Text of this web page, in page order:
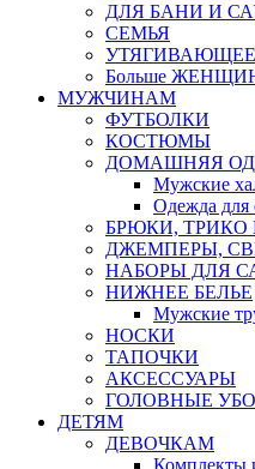
ДЛЯ БАНИ И
СЕМЬЯ
УТЯГИВАЮЩЕЕ
Больше
МУЖЧИНАМ
ФУТБОЛКИ
КОСТЮМЫ
ДОМАШНЯЯ
Мужские
Одежда для
БРЮКИ,
ДЖЕМПЕРЫ,
НАБОРЫ ДЛЯ
НИЖНЕЕ БЕЛЬЕ
Мужские
НОСКИ
ТАПОЧКИ
АКСЕССУАРЫ
ГОЛОВНЫЕ
ДЕТЯМ
ДЕВОЧКАМ
Комплекты